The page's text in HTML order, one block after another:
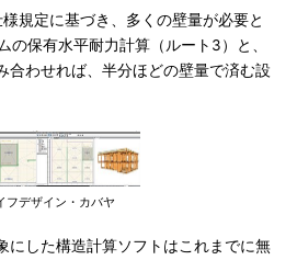
規定に基づき、多くの壁量が必要と
の保有水平耐力計算（ルート3）と、
合わせれば、半分ほどの壁量で済む設
デザイン・カバヤ
した構造計算ソフトはこれまでに無